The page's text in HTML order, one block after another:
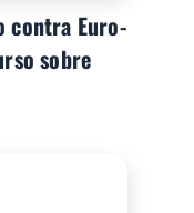
contra Euro-
sobre